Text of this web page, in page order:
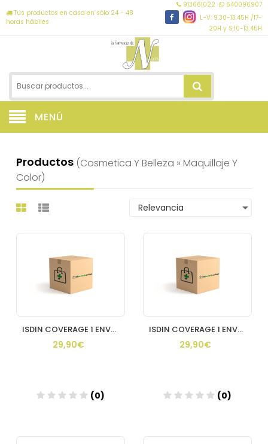
Tus productos en casa en sólo 24 - 48
horas hábiles
913661022
640096907
L-V: 9.30-13.45H /17-
20H y S:10-13.45H
MENÚ
Productos (cosmetica Y Belleza » Maquillaje Y
Color)
ISDIN COVERAGE 1 ENVASE 30 g COLOR 1.0 PEARL
29,90€
(0)
ISDIN COVERAGE 1 ENVASE 30 g COLOR 2.0 BEIGE
29,90€
(0)